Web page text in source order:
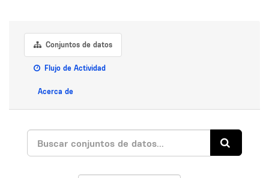
Conjuntos de datos
Flujo de Actividad
Acerca de